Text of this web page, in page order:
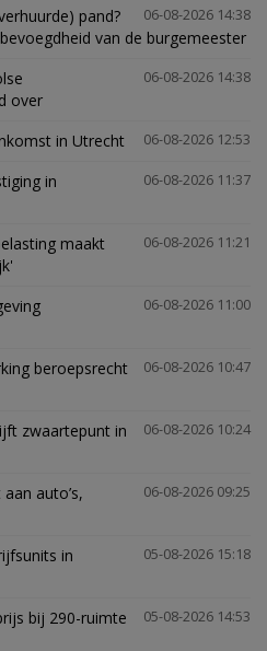
06-08-2026 14:38
pand?
van de burgemeester
06-08-2026 14:38
over
06-08-2026 12:53
in Utrecht
06-08-2026 11:37
in
06-08-2026 11:21
maakt
06-08-2026 11:00
06-08-2026 10:47
beroepsrecht
06-08-2026 10:24
zwaartepunt in
06-08-2026 09:25
auto’s,
05-08-2026 15:18
in
05-08-2026 14:53
bij 290-ruimte